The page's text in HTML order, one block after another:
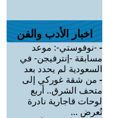
اخبار الأدب والفن
- -نوفوستي-: موعد
مسابقة -إنترفيجن- في
السعودية لم يحدد بعد
- من شقة غوركي إلى
متحف الشرق.. أربع
لوحات قاجارية نادرة
تُعرض ...